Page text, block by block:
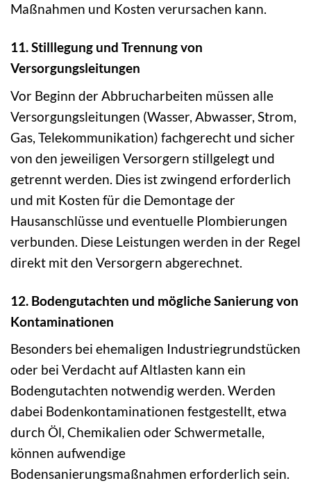
Maßnahmen und Kosten verursachen kann.
11. Stilllegung und Trennung von
Versorgungsleitungen
Vor Beginn der Abbrucharbeiten müssen alle
Versorgungsleitungen (Wasser, Abwasser, Strom,
Gas, Telekommunikation) fachgerecht und sicher
von den jeweiligen Versorgern stillgelegt und
getrennt werden. Dies ist zwingend erforderlich
und mit Kosten für die Demontage der
Hausanschlüsse und eventuelle Plombierungen
verbunden. Diese Leistungen werden in der Regel
direkt mit den Versorgern abgerechnet.
12. Bodengutachten und mögliche Sanierung von
Kontaminationen
Besonders bei ehemaligen Industriegrundstücken
oder bei Verdacht auf Altlasten kann ein
Bodengutachten notwendig werden. Werden
dabei Bodenkontaminationen festgestellt, etwa
durch Öl, Chemikalien oder Schwermetalle,
können aufwendige
Bodensanierungsmaßnahmen erforderlich sein.